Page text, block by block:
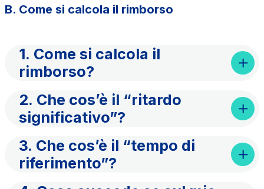
Km rete: 6
Scadenza concessione: 2050
Raccordo Autostradale Valle d’Aosta S.p.A.
Km rete: 32
Scadenza concessione: 2032
Società Autostrada Tirrenica p.A.
Km rete: 55
Scadenza concessione: 2028
B. Come si calcola il rimborso
1. Come si calcola il
rimborso?
2. Che cos’è il “ritardo
significativo”?
3. Che cos’è il “tempo di
riferimento”?